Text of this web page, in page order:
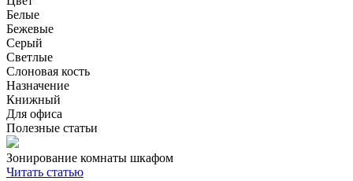
Белые
Бежевые
Серый
Светлые
Слоновая кость
Назначение
Книжный
Для офиса
Полезные статьи
Зонирование комнаты шкафом
Читать статью